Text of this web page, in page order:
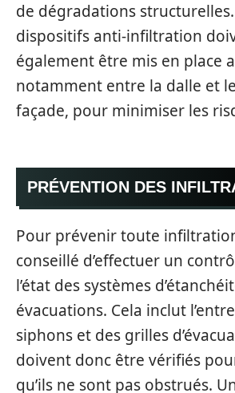
de dégradations
dispositifs anti-infiltration
également être mis en place
notamment entre la dalle et
façade, pour minimiser les
PRÉVENTION DES
Pour prévenir toute
conseillé d’effectuer un
l’état des systèmes
évacuations. Cela inclut
siphons et des grilles
doivent donc être vérifiés
qu’ils ne sont pas obstrués.